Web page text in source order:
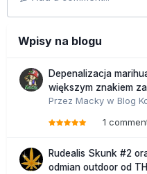
Wpisy na blogu
Depenalizacja
większym znakiem
Przez Macky w Blog
1
Rudealis Skunk #2
odmian outdoor od